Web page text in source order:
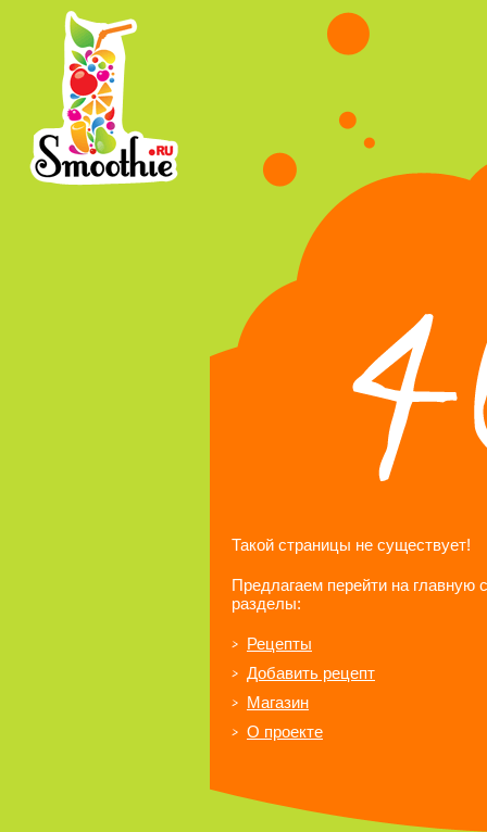
Такой страницы не существует!
Предлагаем перейти на
разделы:
Рецепты
Добавить рецепт
Магазин
О проекте